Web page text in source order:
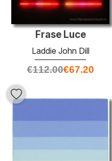
Frase Luce
Laddie John Dill
€112.00€67.20